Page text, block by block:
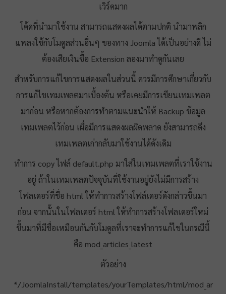
เวิร์คมาก
โค้ดที่นำมาใช้งาน สามารถแสดงผลได้ตามปกติ นำมาพลิก
แพลงใช้กับโมดูลส่วนอื่นๆ ของทาง Joomla ได้เป็นอย่างดี ไม่
ต้องเสียเงินซื้อ Extension ลองมาทำดูกันเลย
สำหรับการแก้ไขการแสดงผลในส่วนนี้ ควรมีการศึกษาเกี่ยวกับ
การแก้ไขเทมเพลตมาเบื้องต้น หรือเคยมีการเขียนเทมเพลต
มาก่อน หรือหากต้องการทำตามแนะนำให้ Backup ข้อมูล
เทมเพลตไว้ก่อน เผื่อมีการแสดงผลผิดพลาด ยังสามารถดึง
เทมเพลตเก่ากลับมาใช้งานได้ดังเดิม
ทำการ copy ไฟล์ default.php มาใส่ในเทมเพลตที่เราใช้งาน
อยู่ ถ้าในเทมเพลตปัจจุบันที่ใช้งานอยู่ยังไม่มีการสร้าง
โฟลเดอร์ที่ชื่อ html ให้ทำการสร้างโฟล์เดอร์ดังกล่าวขึ้นมา
ก่อน จากนั้นในโฟลเดอร์ html ให้ทำการสร้างโฟลเดอร์ใหม่
ขึ้นมาที่มีชื่อเหมือนกันกับโมดูลที่เราจะทำการแก้ไขในกรณีนี้
คือ mod_articles_latest
ตัวอย่าง
*/JoomlaInstall/templates/yourTemplates/html/mod_ar